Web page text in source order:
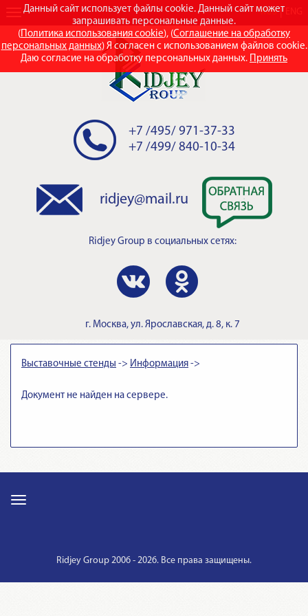
Данный сайт использует файлы cookie. Данный сайт может
запрашивать персональные данные.
(Политика использования cookie), (Соглашение на обработку
персональных данных) Я согласен с использованием файлов cookie.
Даю согласие на обработку персональных данных. Принять
RUS
+7 /495/ 971-37-33
+7 /499/ 840-10-34
ridjey@mail.ru
Ridjey Group в социальных сетях:
г. Москва, ул. Ярославская, д. 8, к. 7
Выставочные стенды -> Информация ->
Документ не найден на сервере.
Ridjey Group 2006 - 2026. Все права защищены.